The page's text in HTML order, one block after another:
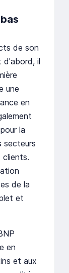
de son
d'abord, il
une
en
la
secteurs
clients.
de la
et
en
et aux